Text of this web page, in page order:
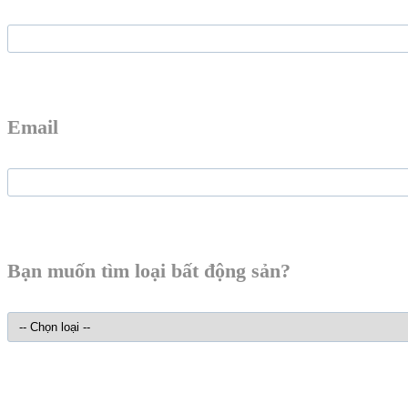
Email
Bạn muốn tìm loại bất động sản?